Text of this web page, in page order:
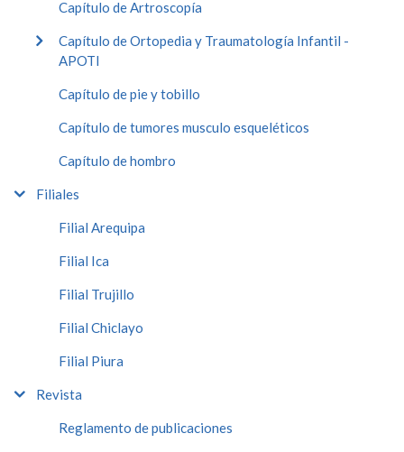
Capítulo de Artroscopía
Capítulo de Ortopedia y Traumatología Infantil -
APOTI
Capítulo de pie y tobillo
Capítulo de tumores musculo esqueléticos
Capítulo de hombro
Filiales
Filial Arequipa
Filial Ica
Filial Trujillo
Filial Chiclayo
Filial Piura
Revista
Reglamento de publicaciones